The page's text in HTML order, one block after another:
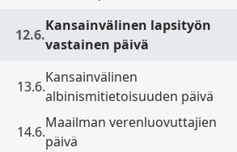
12.6.
Kansainvälinen lapsityön
vastainen päivä
13.6.
Kansainvälinen
albinismitietoisuuden päivä
14.6.
Maailman verenluovuttajien
päivä